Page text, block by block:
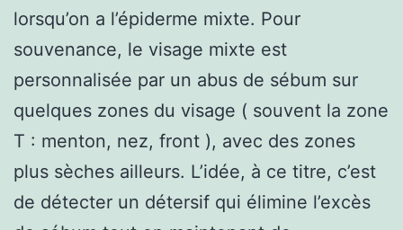
lorsqu’on a l’épiderme mixte. Pour
souvenance, le visage mixte est
personnalisée par un abus de sébum sur
quelques zones du visage ( souvent la zone
T : menton, nez, front ), avec des zones
plus sèches ailleurs. L’idée, à ce titre, c’est
de détecter un détersif qui élimine l’excès